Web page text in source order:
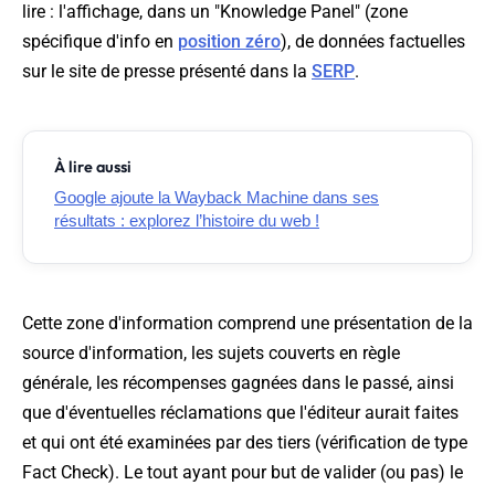
lire : l'affichage, dans un "Knowledge Panel" (zone
spécifique d'info en position zéro), de données factuelles
sur le site de presse présenté dans la SERP.
À lire aussi
Google ajoute la Wayback Machine dans ses
résultats : explorez l’histoire du web !
Cette zone d'information comprend une présentation de la
source d'information, les sujets couverts en règle
générale, les récompenses gagnées dans le passé, ainsi
que d'éventuelles réclamations que l'éditeur aurait faites
et qui ont été examinées par des tiers (vérification de type
Fact Check). Le tout ayant pour but de valider (ou pas) le